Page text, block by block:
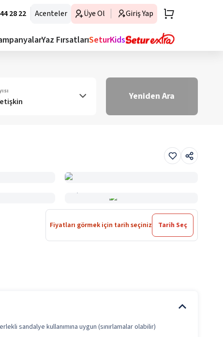
28 22 Acenteler Üye Ol Giriş Yap
Yaz FırsatlarıSeturKids
Yeniden Ara
Fiyatları görmek için tarih seçiniz Tarih Seç
sandalye kullanımına uygun (sınırlamalar olabilir)